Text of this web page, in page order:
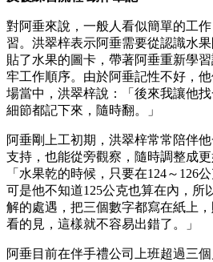
對阿垂來說，一般人看似簡單的工
習。洪翠梓表示阿垂需要從認識水
貼了水果的圖卡，帶著阿垂重新學
牢工作順序。由於阿垂記性不好，
場當中，洪翠梓說：「後來我讓他
細節都記下來，隨時翻。」
阿垂剛上工初期，洪翠梓常常陪伴
支持，也能從旁觀察，隨時調整成
「水果乾的時候，只要在124～126
可是他不知道125公克也算在內，所
解的處遇，把三個數字都寫在紙上
看的見，這樣就不容易出錯了。」
阿垂目前在伴手禮公司上班超過三